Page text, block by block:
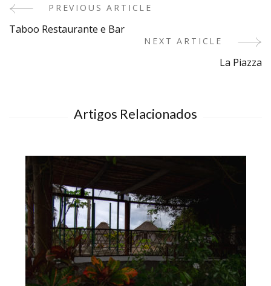
PostPREVIOUS ARTICLE
Taboo Restaurante e Bar
NEXT ARTICLE
La Piazza
Artigos Relacionados